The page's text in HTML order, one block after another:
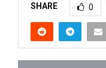
SHARE 0